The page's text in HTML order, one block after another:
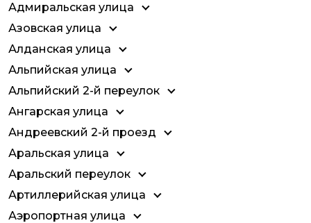
Адмиральская улица
Азовская улица
Алданская улица
Альпийская улица
Альпийский 2-й переулок
Ангарская улица
Андреевский 2-й проезд
Аральская улица
Аральский переулок
Артиллерийская улица
Аэропортная улица